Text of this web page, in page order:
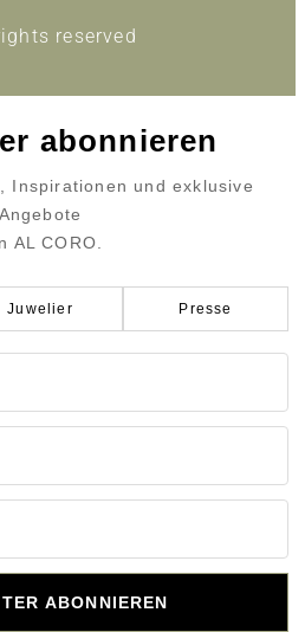
reserved
abonnieren
Inspirationen und exklusive
Angebote
AL CORO.
Juwelier Presse
ABONNIEREN